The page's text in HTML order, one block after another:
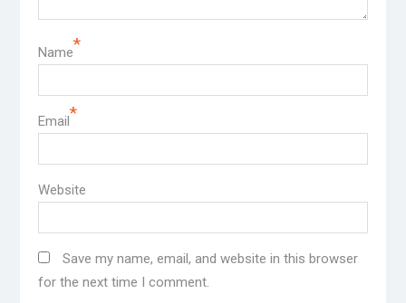
Name*
Email*
Website
Save my name, email, and website in this browser
for the next time I comment.